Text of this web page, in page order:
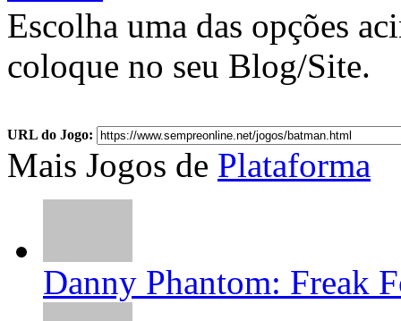
Escolha uma das opções
coloque no seu Blog/Site.
URL do Jogo:
Mais Jogos de Plataforma
Danny Phantom: Freak